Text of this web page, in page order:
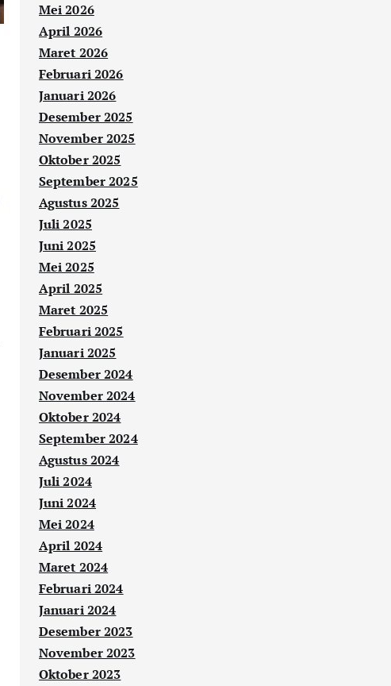
Mei 2026
April 2026
Maret 2026
Februari 2026
Januari 2026
Desember 2025
November 2025
Oktober 2025
September 2025
Agustus 2025
Juli 2025
Juni 2025
Mei 2025
April 2025
Maret 2025
Februari 2025
Januari 2025
Desember 2024
November 2024
Oktober 2024
September 2024
Agustus 2024
Juli 2024
Juni 2024
Mei 2024
April 2024
Maret 2024
Februari 2024
Januari 2024
Desember 2023
November 2023
Oktober 2023